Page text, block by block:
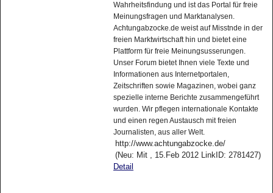
Wahrheitsfindung und ist das Portal für freie
Meinungsfragen und Marktanalysen.
Achtungabzocke.de weist auf Misstnde in der
freien Marktwirtschaft hin und bietet eine
Plattform für freie Meinungsusserungen.
Unser Forum bietet Ihnen viele Texte und
Informationen aus Internetportalen,
Zeitschriften sowie Magazinen, wobei ganz
spezielle interne Berichte zusammengeführt
wurden. Wir pflegen internationale Kontakte
und einen regen Austausch mit freien
Journalisten, aus aller Welt.
http://www.achtungabzocke.de/
(Neu: Mit , 15.Feb 2012 LinkID: 2781427)
Detail